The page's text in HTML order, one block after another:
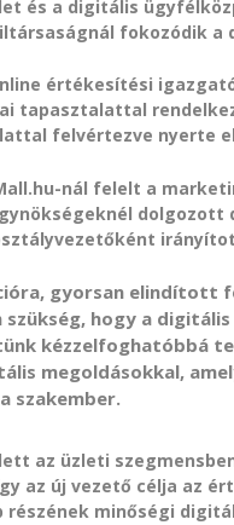
és a digitális
fokozódik
értékesítési
tapasztalattal
felvértezve nyerte
nál felelt a
gyorsan
hogy a
kézzelfoghatóbbá
megoldásokkal,
szakember.
az üzleti
az új vezető célja az
részének minőségi